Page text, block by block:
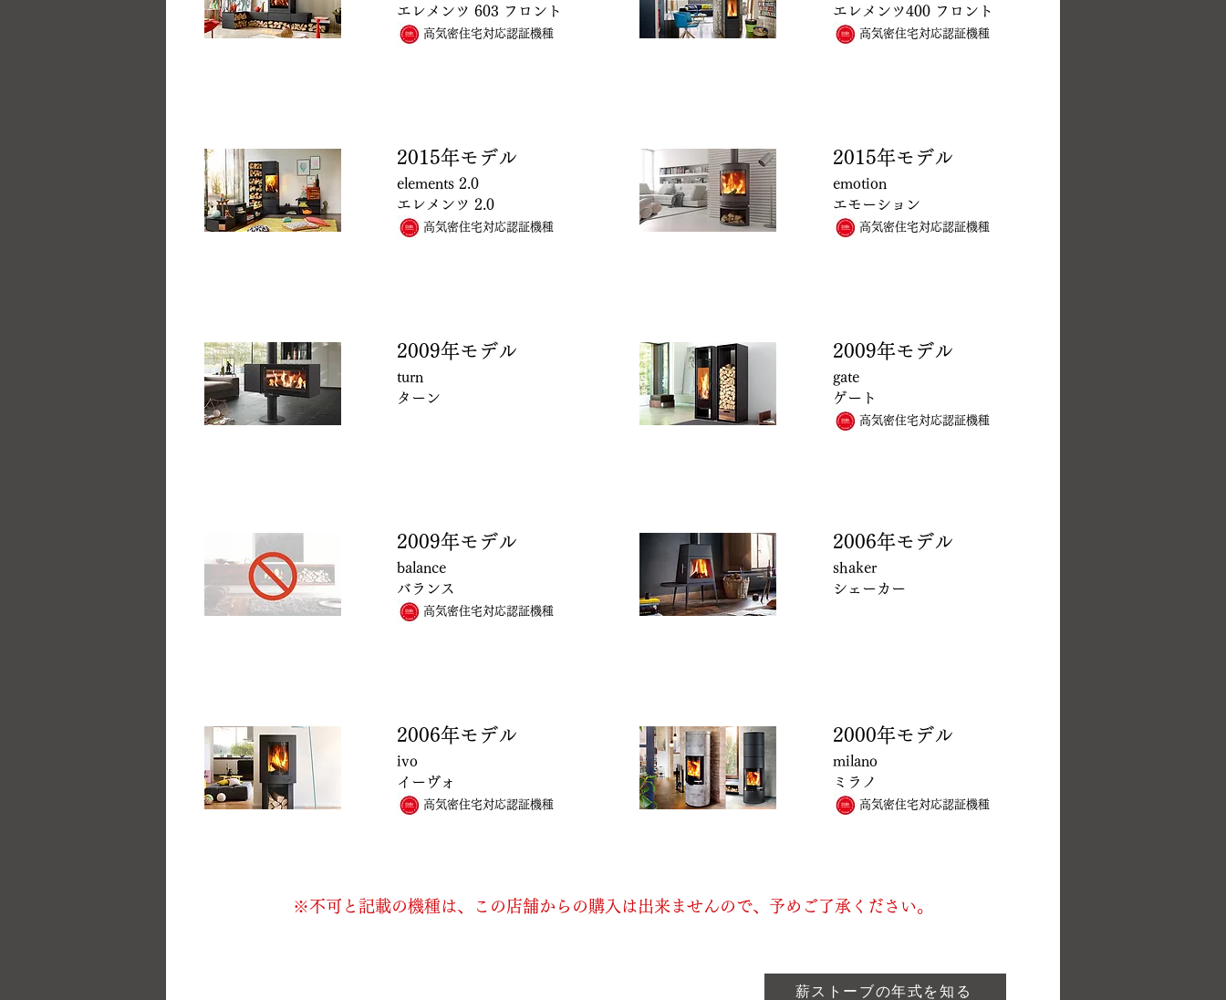
エレメンツ 603 フロント
高気密住宅対応認証機種
エレメンツ400 フロント
高気密住宅対応認証機種
2015年モデル
elements 2.0
エレメンツ 2.0
高気密住宅対応認証機種
2015年モデル
emotion
エモーション
高気密住宅対応認証機種
2009年モデル
turn
ターン
2009年モデル
gate
​ゲート
高気密住宅対応認証機種
2009年モデル
balance
バランス
高気密住宅対応認証機種
2006年モデル
shaker
シェーカー
2006年モデル
ivo
​イーヴォ
高気密住宅対応認証機種
2000年モデル
milano
ミラノ
高気密住宅対応認証機種
※不可と記載の機種は、この店舗からの購入は出来ませんので、予めご了承ください。
薪ストーブの年式を知る